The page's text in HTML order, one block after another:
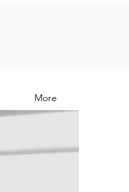
More